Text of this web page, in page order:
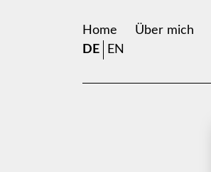
Home Über mich
DE
EN